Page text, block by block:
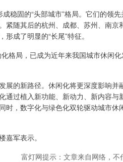
固的“头部城市”格局。它们的领先
紧随其后的杭州、成都、苏州、南京
成了明显的“长尾”特征。
局，已成为近年来我国城市休闲
的新路径。休闲化将更深度影响并
通过植入新功能、新动力、新内容与
时，数字化与绿色化双轮驱动城市休
嘉军表示。
富灯网提示：文章来自网络，不